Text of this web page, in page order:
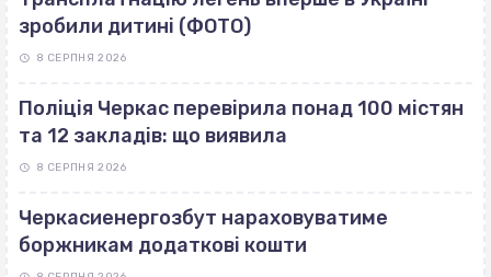
зробили дитині (ФОТО)
8 СЕРПНЯ 2026
Поліція Черкас перевірила понад 100 містян
та 12 закладів: що виявила
8 СЕРПНЯ 2026
Черкасиенергозбут нараховуватиме
боржникам додаткові кошти